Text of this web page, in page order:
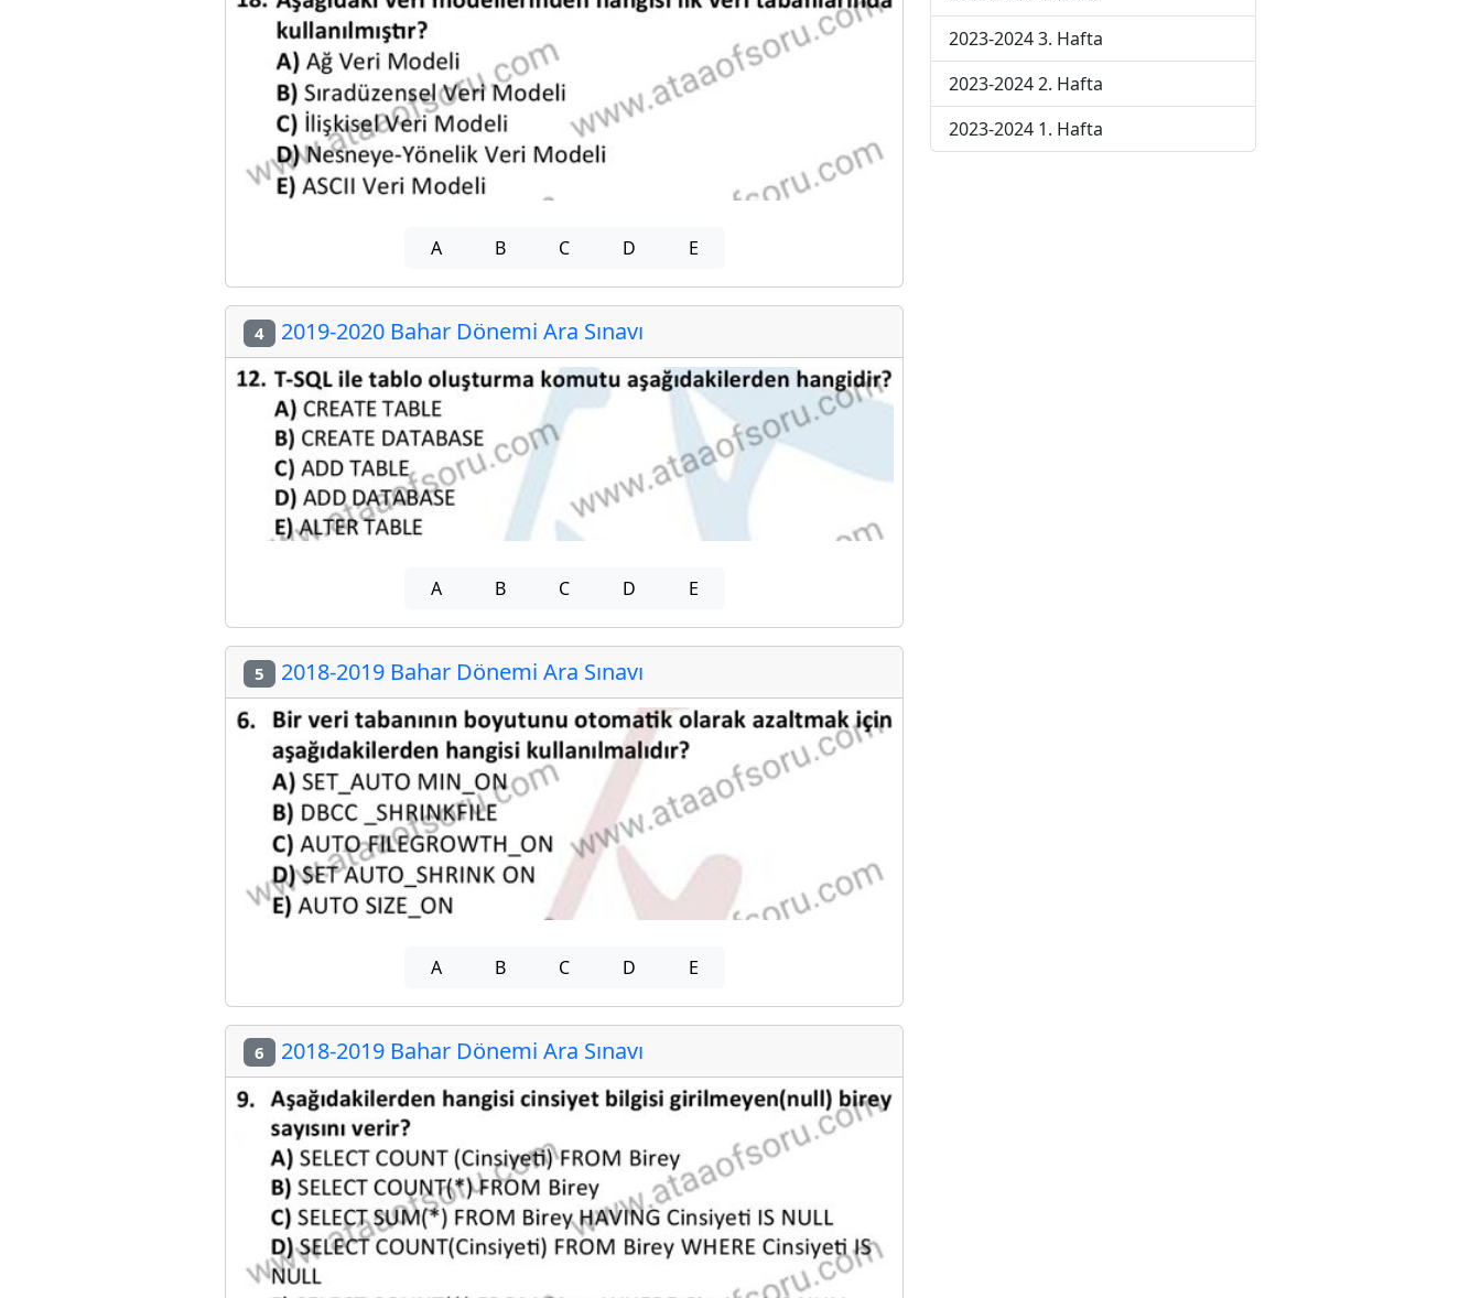
A B C D E
4 2019-2020 Bahar Dönemi Ara Sınavı
A B C D E
5 2018-2019 Bahar Dönemi Ara Sınavı
A B C D E
6 2018-2019 Bahar Dönemi Ara Sınavı
2023-2024 3. Hafta
2023-2024 2. Hafta
2023-2024 1. Hafta